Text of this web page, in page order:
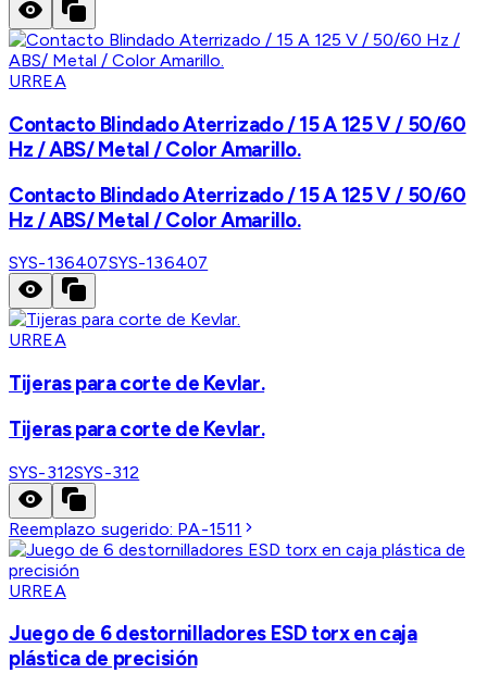
URREA
Contacto Blindado Aterrizado / 15 A 125 V / 50/60
Hz / ABS/ Metal / Color Amarillo.
Contacto Blindado Aterrizado / 15 A 125 V / 50/60
Hz / ABS/ Metal / Color Amarillo.
SYS-136407SYS-136407
URREA
Tijeras para corte de Kevlar.
Tijeras para corte de Kevlar.
SYS-312SYS-312
Reemplazo sugerido: PA-1511
URREA
Juego de 6 destornilladores ESD torx en caja
plástica de precisión